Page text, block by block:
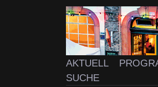
AKTUELL
SUCHE